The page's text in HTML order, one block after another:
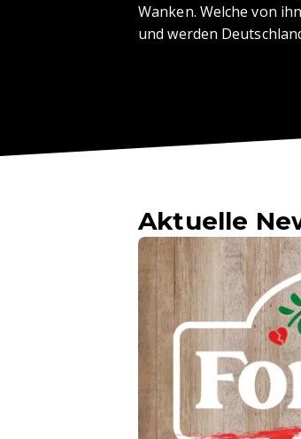
Wanken. Welche von
und werden
Aktuelle